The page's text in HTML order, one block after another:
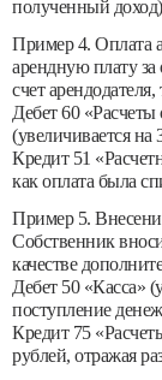
полученный доход)
Пример 4. Оплата
арендную плату за
счет арендодателя,
Дебет 60
(увеличивается
Кредит 51
как оплата была
Пример 5.
Собственник
качестве
Дебет 50 «Касса»
поступление
Кредит 75
рублей, отражая